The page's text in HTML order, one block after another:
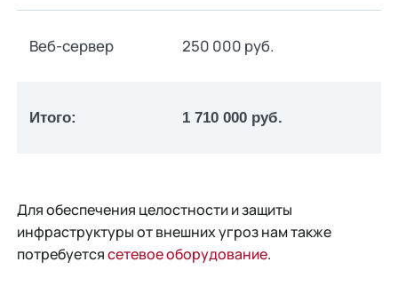
Веб-сервер 250 000 руб.
Итого: 1 710 000 руб.
Для обеспечения целостности и защиты
инфраструктуры от внешних угроз нам также
потребуетсясетевое оборудование.